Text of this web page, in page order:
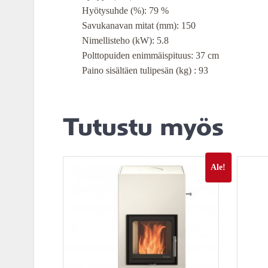
Hyötysuhde (%): 79 %
Savukanavan mitat (mm): 150
Nimellisteho (kW): 5.8
Polttopuiden enimmäispituus: 37 cm
Paino sisältäen tulipesän (kg) : 93
Tutustu myös
Ale!